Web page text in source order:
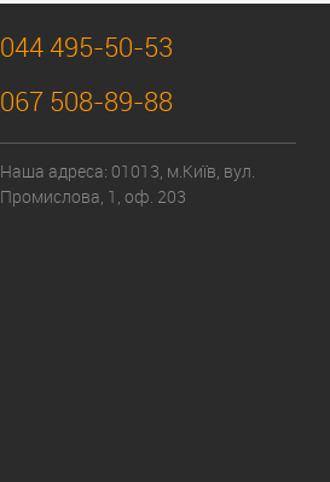
044 495-50-53
067 508-89-88
Наша адреса: 01013, м.Київ, вул.
Промислова, 1, оф. 203